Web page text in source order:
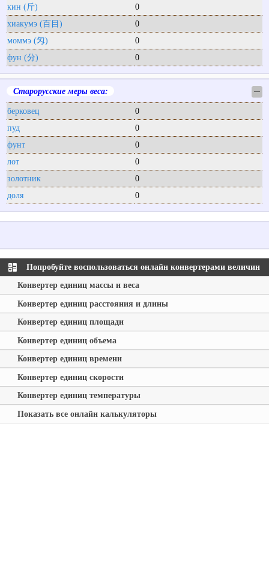
кин (斤)
0
хиакумэ (百目)
0
моммэ (匁)
0
фун (分)
0
Старорусские меры веса: ─
берковец
0
пуд
0
фунт
0
лот
0
золотник
0
доля
0
Попробуйте воспользоваться онлайн конвертерами величин
Конвертер единиц массы и веса
Конвертер единиц расстояния и длины
Конвертер единиц площади
Конвертер единиц объема
Конвертер единиц времени
Конвертер единиц скорости
Конвертер единиц температуры
Показать все онлайн калькуляторы